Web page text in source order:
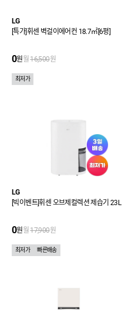
LG
[특가]휘센 벽걸이에어컨 18.7㎡[6평]
0원월16,500원
최저가
LG
[빅이벤트]휘센 오브제컬렉션 제습기 23L
0원월17,900원
최저가 빠른배송